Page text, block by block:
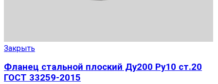
Закрыть
Фланец стальной плоский Ду200 Ру10 ст.20
ГОСТ 33259-2015